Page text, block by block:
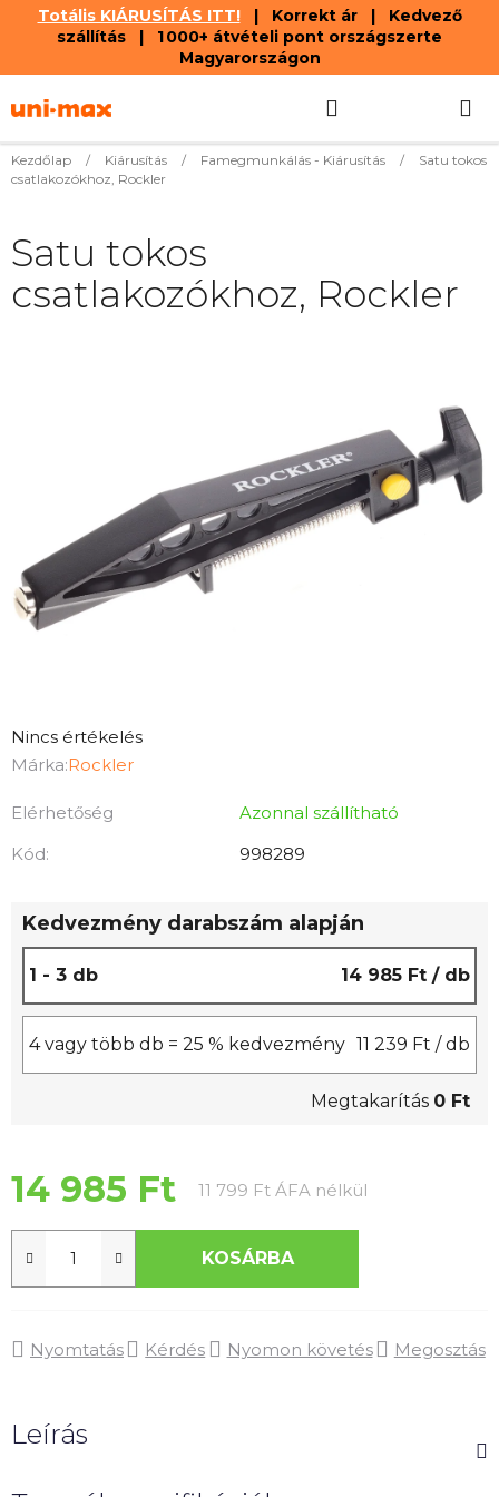
Totális KIÁRUSÍTÁS ITT!| Korrekt ár | Kedvező
szállítás | 1 000+ átvételi pont országszerte
Magyarországon
tartalomhoz
KOSÁR
Kezdőlap / Kiárusítás / Famegmunkálás - Kiárusítás /
Satu tokos
csatlakozókhoz, Rockler
A
termék
értékelése
5-
csillag.
Nincs értékelés
Márka:Rockler
Elérhetőség
Azonnal szállítható
Kód:
998289
Kedvezmény darabszám alapján
1 - 3 db 14 985 Ft / db
4 vagy több db = 25 % kedvezmény 11 239 Ft / db
Megtakarítás 0 Ft
14 985 Ft 11 799 Ft ÁFA nélkül
KOSÁRBA
Nyomtatás Kérdés Nyomon követés Megosztás
Satu tokos
csatlakozókhoz, Rockler
Leírás